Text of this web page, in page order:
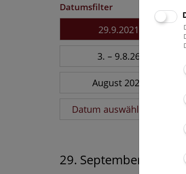
Datumsfilter
29.9.2021
3. – 9.8.26
August 2026
Datum auswählen
29. September 2021